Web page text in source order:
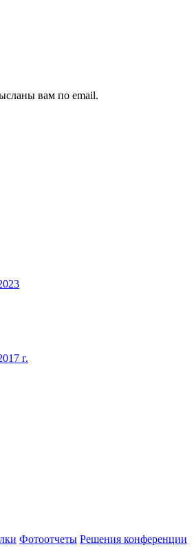
вам по email.
г.
Фотоотчеты Решения конференции